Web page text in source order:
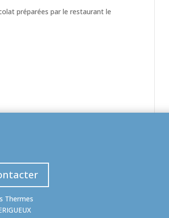
préparées par le restaurant le
Thermes